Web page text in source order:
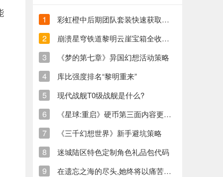
1 彩虹橙中后期团队套装快速获取方法
2 崩溃星穹铁道黎明云崖宝箱全收集策略与崩铁玩家分享
3 《梦的第七章》异国幻想活动策略
4 库比强度排名“黎明重来”
5 现代战舰T0级战舰是什么?
6 《星球:重启》硬币第三面内容更新清单
7 《三千幻想世界》新手避坑策略
8 迷城陆区特色定制角色礼品包代码
9 在遗忘之海的尽头,她终将以痛苦创造新的生命